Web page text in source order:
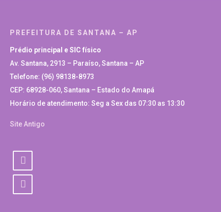
PREFEITURA DE SANTANA – AP
Prédio principal e SIC físico
Av. Santana, 2913 – Paraíso, Santana – AP
Telefone: (96) 98138-8973
CEP: 68928-060, Santana – Estado do Amapá
Horário de atendimento: Seg a Sex das 07:30 as 13:30
Site Antigo